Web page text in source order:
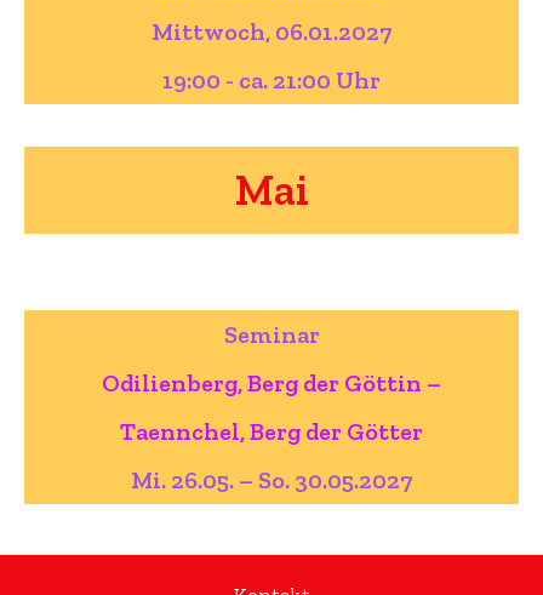
Mittwoch, 06.01.2027
19:00 - ca. 21:00 Uhr
Mai
Seminar
Odilienberg, Berg der Göttin –
Taennchel, Berg der Götter
Mi. 26.05. – So. 30.05.2027